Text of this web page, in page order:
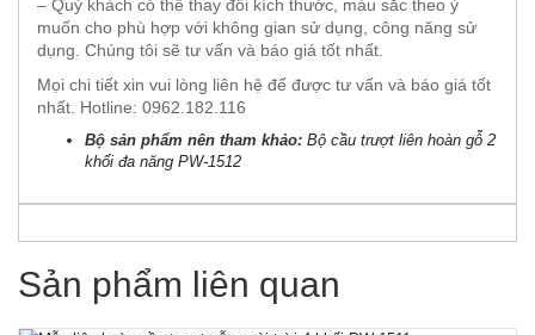
– Quý khách có thể thay đổi kích thước, màu sắc theo ý
muốn cho phù hợp với không gian sử dụng, công năng sử
dụng. Chúng tôi sẽ tư vấn và báo giá tốt nhất.
Mọi chi tiết xin vui lòng liên hệ để được tư vấn và báo giá tốt
nhất. Hotline: 0962.182.116
Bộ sản phẩm nên tham khảo: Bộ cầu trượt liên hoàn gỗ 2
khối đa năng PW-1512
Sản phẩm liên quan